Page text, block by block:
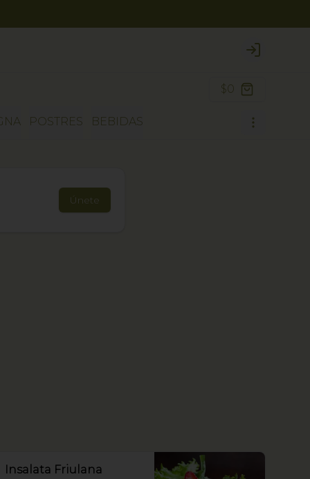
Login
$0
POSTRES BEBIDAS
Únete
Insalata Friulana